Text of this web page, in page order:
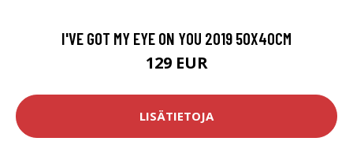
I'VE GOT MY EYE ON YOU 2019 50X40CM
129 EUR
LISÄTIETOJA